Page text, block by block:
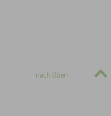
nach Oben